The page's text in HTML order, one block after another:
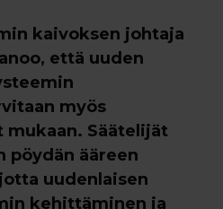
kaivoksen johtaja
että uuden
myös
mukaan. Säätelijät
pöydän ääreen
uudenlaisen
kehittäminen ja